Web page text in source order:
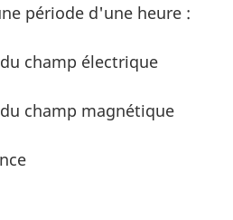
période d'une heure :
champ électrique
champ magnétique